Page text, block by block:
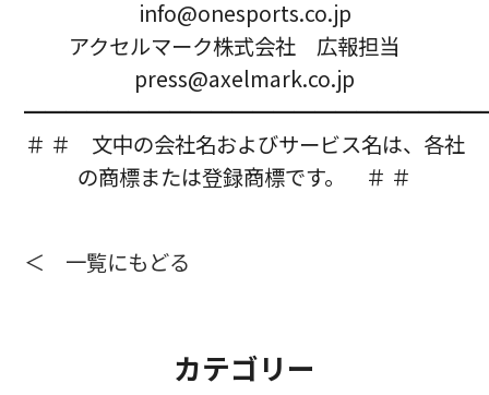
info@onesports.co.jp
アクセルマーク株式会社 広報担当
press@axelmark.co.jp
＃ ＃ 文中の会社名およびサービス名は、各社
の商標または登録商標です。 ＃ ＃
＜ 一覧にもどる
カテゴリー